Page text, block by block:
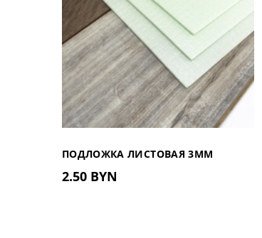
ПОДЛОЖКА ЛИСТОВАЯ 3ММ
2.50 BYN